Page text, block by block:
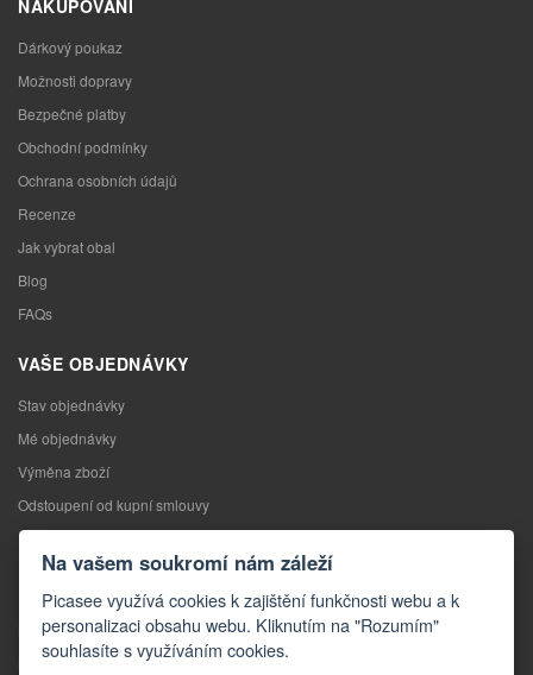
NAKUPOVÁNÍ
Dárkový poukaz
Možnosti dopravy
Bezpečné platby
Obchodní podmínky
Ochrana osobních údajů
Recenze
Jak vybrat obal
Blog
FAQs
VAŠE OBJEDNÁVKY
Stav objednávky
Mé objednávky
Výměna zboží
Odstoupení od kupní smlouvy
Reklamace
KONTAKTY
Kontakty
Kontaktní formulář
Na vašem soukromí nám záleží
Picasee využívá cookies k zajištění funkčnosti webu a k
personalizaci obsahu webu. Kliknutím na "Rozumím"
souhlasíte s využíváním cookies.